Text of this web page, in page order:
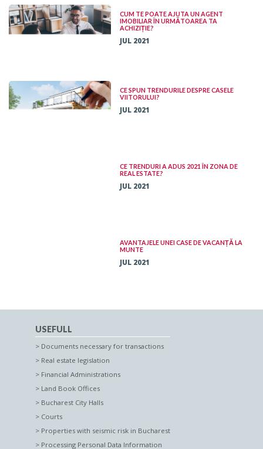
CUM TE POATE AJUTA UN AGENT
IMOBILIAR ÎN URMĂTOAREA TA
ACHIZIȚIE?
JUL 2021
CE SPUN TRENDURILE DESPRE CASELE
VIITORULUI?
JUL 2021
CE TRENDURI A ADUS 2021 ÎN ZONA DE
REAL ESTATE?
JUL 2021
AVANTAJELE UNEI CASE DE VACANȚĂ LA
MUNTE
JUL 2021
USEFULL
Documents necessary for transactions
Real estate legislation
Financial Administrations
Land Book Offices
Bucharest City Halls
Courts
Properties with seismic risk in Bucharest
Processing Personal Data Information